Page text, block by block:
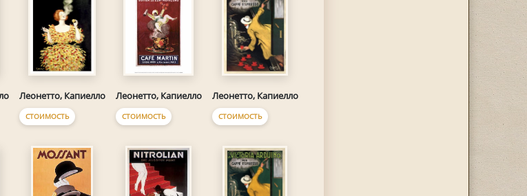
Леонетто, Капиелло
СТОИМОСТЬ
Леонетто, Капиелло
СТОИМОСТЬ
Леонетто, Капиелло
СТОИМОСТЬ